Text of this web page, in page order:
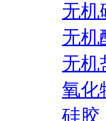
无机
无机
无机
氧化
硅胶